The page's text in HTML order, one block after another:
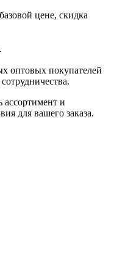
цене, скидка
оптовых покупателей
и
для вашего заказа.